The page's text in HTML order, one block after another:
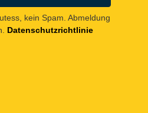
kein Spam. Abmeldung
Datenschutzrichtlinie